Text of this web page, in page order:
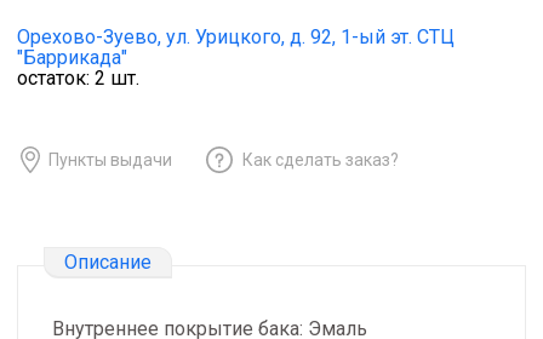
Орехово-Зуево, ул. Урицкого, д. 92, 1-ый эт. СТЦ
"Баррикада"
остаток: 2 шт.
Пункты выдачи Как сделать заказ?
Описание
Внутреннее покрытие бака: Эмаль